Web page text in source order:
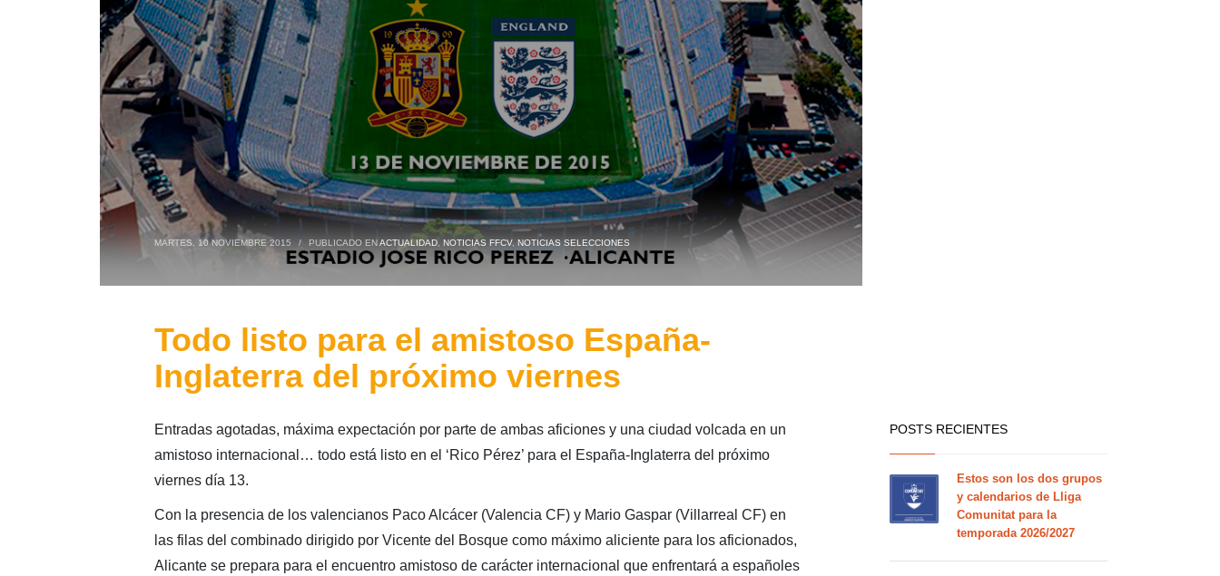
MARTES, 10 NOVIEMBRE 2015 / PUBLICADO EN ACTUALIDAD, NOTICIAS FFCV, NOTICIAS SELECCIONES
Todo listo para el amistoso España-
Inglaterra del próximo viernes
Entradas agotadas, máxima expectación por parte de ambas aficiones y una ciudad volcada en un
amistoso internacional… todo está listo en el ‘Rico Pérez’ para el España-Inglaterra del próximo
viernes día 13.
Con la presencia de los valencianos Paco Alcácer (Valencia CF) y Mario Gaspar (Villarreal CF) en
las filas del combinado dirigido por Vicente del Bosque como máximo aliciente para los aficionados,
Alicante se prepara para el encuentro amistoso de carácter internacional que enfrentará a españoles
POSTS RECIENTES
Estos son los dos grupos
y calendarios de Lliga
Comunitat para la
temporada 2026/2027